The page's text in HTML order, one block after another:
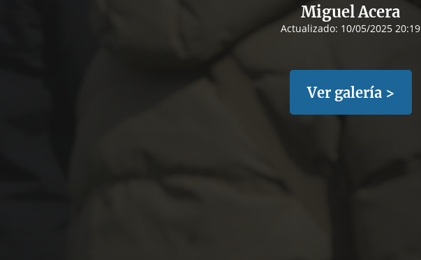
Miguel Acera
Actualizado: 10/05/2025 20:19
Ver galería >